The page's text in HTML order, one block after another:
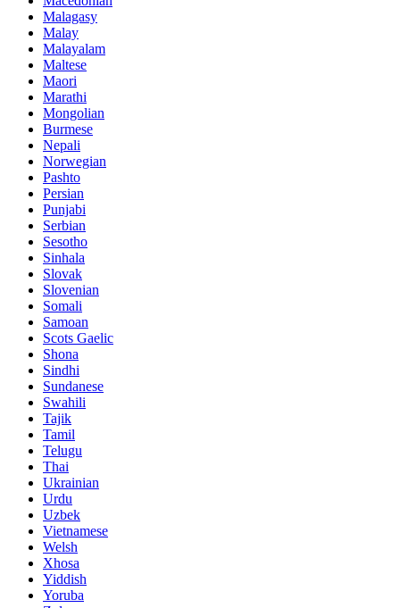
Malagasy
Malay
Malayalam
Maltese
Maori
Marathi
Mongolian
Burmese
Nepali
Norwegian
Pashto
Persian
Punjabi
Serbian
Sesotho
Sinhala
Slovak
Slovenian
Somali
Samoan
Scots Gaelic
Shona
Sindhi
Sundanese
Swahili
Tajik
Tamil
Telugu
Thai
Ukrainian
Urdu
Uzbek
Vietnamese
Welsh
Xhosa
Yiddish
Yoruba